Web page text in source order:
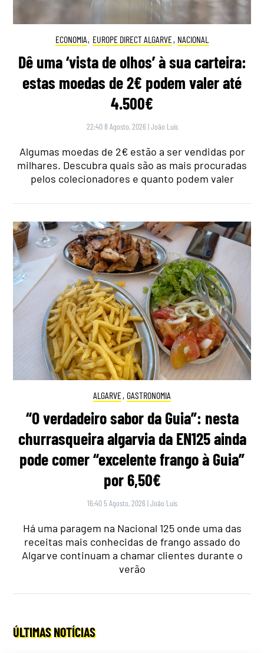
ECONOMIA, EUROPE DIRECT ALGARVE, NACIONAL
Dê uma ‘vista de olhos’ à sua carteira:
estas moedas de 2€ podem valer até
4.500€
22:40 8 Agosto, 2026 |João Luís
Algumas moedas de 2€ estão a ser vendidas por
milhares. Descubra quais são as mais procuradas
pelos colecionadores e quanto podem valer
ALGARVE, GASTRONOMIA
“O verdadeiro sabor da Guia”: nesta
churrasqueira algarvia da EN125 ainda
pode comer “excelente frango à Guia”
por 6,50€
16:40 5 Agosto, 2026 |João Luís
Há uma paragem na Nacional 125 onde uma das
receitas mais conhecidas de frango assado do
Algarve continuam a chamar clientes durante o
verão
ÚLTIMAS NOTÍCIAS